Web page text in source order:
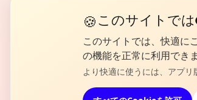
🍪 このサイトで
このサイトでは、快適に
の機能を正常に利用できま
より快適に使うには、アプリ